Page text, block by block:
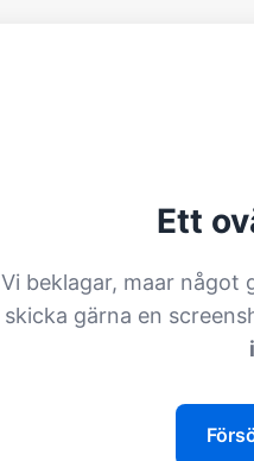
Ett
Vi beklagar, maar något
skicka gärna en